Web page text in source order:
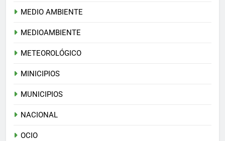
MEDIO AMBIENTE
MEDIOAMBIENTE
METEOROLÓGICO
MINICIPIOS
MUNICIPIOS
NACIONAL
OCIO